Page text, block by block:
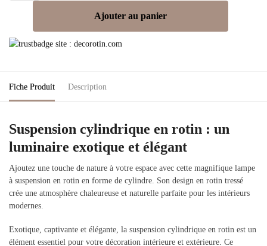
Ajouter au panier
Fiche Produit Description
Suspension cylindrique en rotin : un
luminaire exotique et élégant
Ajoutez une touche de nature à votre espace avec cette magnifique lampe
à suspension en rotin en forme de cylindre. Son design en rotin tressé
crée une atmosphère chaleureuse et naturelle parfaite pour les intérieurs
modernes.
Exotique, captivante et élégante, la suspension cylindrique en rotin est un
élément essentiel pour votre décoration intérieure et extérieure. Ce